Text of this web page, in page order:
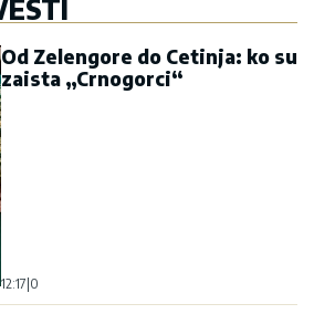
Od Zelengore do Cetinja: ko su
zaista „Crnogorci“
12:17 0